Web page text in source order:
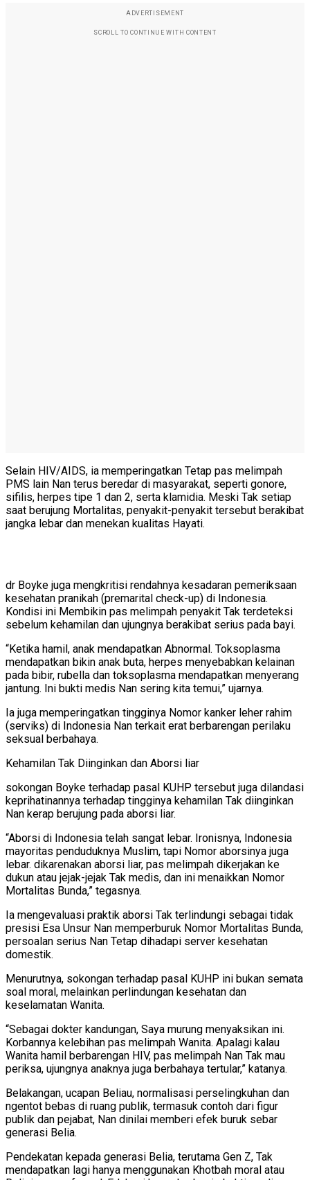
ADVERTISEMENT
SCROLL TO CONTINUE WITH CONTENT
Selain HIV/AIDS, ia memperingatkan Tetap pas melimpah
PMS lain Nan terus beredar di masyarakat, seperti gonore,
sifilis, herpes tipe 1 dan 2, serta klamidia. Meski Tak setiap
saat berujung Mortalitas, penyakit-penyakit tersebut berakibat
jangka lebar dan menekan kualitas Hayati.
dr Boyke juga mengkritisi rendahnya kesadaran pemeriksaan
kesehatan pranikah (premarital check-up) di Indonesia.
Kondisi ini Membikin pas melimpah penyakit Tak terdeteksi
sebelum kehamilan dan ujungnya berakibat serius pada bayi.
“Ketika hamil, anak mendapatkan Abnormal. Toksoplasma
mendapatkan bikin anak buta, herpes menyebabkan kelainan
pada bibir, rubella dan toksoplasma mendapatkan menyerang
jantung. Ini bukti medis Nan sering kita temui,” ujarnya.
Ia juga memperingatkan tingginya Nomor kanker leher rahim
(serviks) di Indonesia Nan terkait erat berbarengan perilaku
seksual berbahaya.
Kehamilan Tak Diinginkan dan Aborsi liar
sokongan Boyke terhadap pasal KUHP tersebut juga dilandasi
keprihatinannya terhadap tingginya kehamilan Tak diinginkan
Nan kerap berujung pada aborsi liar.
“Aborsi di Indonesia telah sangat lebar. Ironisnya, Indonesia
mayoritas penduduknya Muslim, tapi Nomor aborsinya juga
lebar. dikarenakan aborsi liar, pas melimpah dikerjakan ke
dukun atau jejak-jejak Tak medis, dan ini menaikkan Nomor
Mortalitas Bunda,” tegasnya.
Ia mengevaluasi praktik aborsi Tak terlindungi sebagai tidak
presisi Esa Unsur Nan memperburuk Nomor Mortalitas Bunda,
persoalan serius Nan Tetap dihadapi server kesehatan
domestik.
Menurutnya, sokongan terhadap pasal KUHP ini bukan semata
soal moral, melainkan perlindungan kesehatan dan
keselamatan Wanita.
“Sebagai dokter kandungan, Saya murung menyaksikan ini.
Korbannya kelebihan pas melimpah Wanita. Apalagi kalau
Wanita hamil berbarengan HIV, pas melimpah Nan Tak mau
periksa, ujungnya anaknya juga berbahaya tertular,” katanya.
Belakangan, ucapan Beliau, normalisasi perselingkuhan dan
ngentot bebas di ruang publik, termasuk contoh dari figur
publik dan pejabat, Nan dinilai memberi efek buruk sebar
generasi Belia.
Pendekatan kepada generasi Belia, terutama Gen Z, Tak
mendapatkan lagi hanya menggunakan Khotbah moral atau